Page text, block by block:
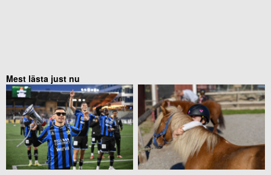
Mest lästa just nu